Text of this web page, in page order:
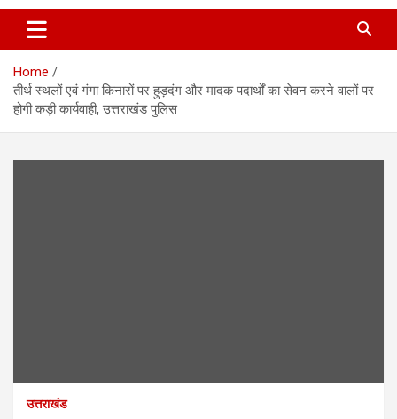
Home
तीर्थ स्थलों एवं गंगा किनारों पर हुड़दंग और मादक पदार्थों का सेवन करने वालों पर
होगी कड़ी कार्यवाही, उत्तराखंड पुलिस
उत्तराखंड